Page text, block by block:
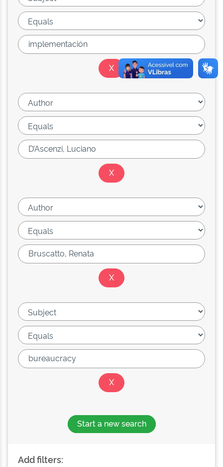
Start a new search
Add filters: